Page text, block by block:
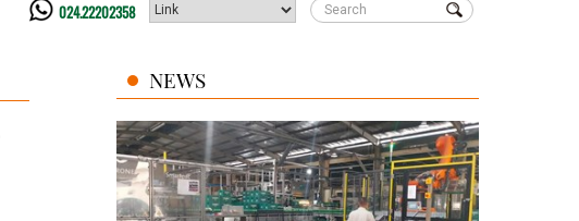
024.22202358
NEWS